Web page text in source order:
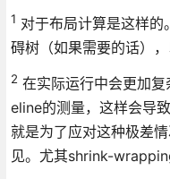
1 对于布局计算是这样
碍树（如果需要的话）
2在实际运行中会更加复
eline的测量，这样会导
就是为了应对这种极差
见。尤其shrink-